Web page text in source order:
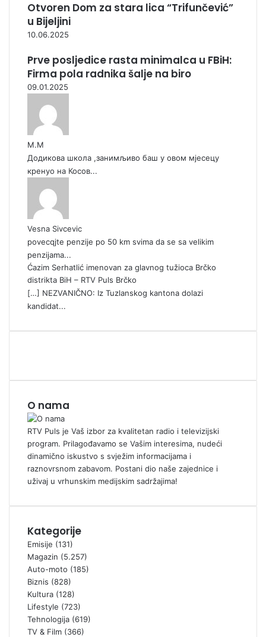
Otvoren Dom za stara lica “Trifunčević”
u Bijeljini
10.06.2025
Prve posljedice rasta minimalca u FBiH:
Firma pola radnika šalje na biro
09.01.2025
М.М
Додикова школа ,занимљиво баш у овом мјесецу
кренуо на Косов...
Vesna Sivcevic
povecqjte penzije po 50 km svima da se sa velikim
penzijama...
Ćazim Serhatlić imenovan za glavnog tužioca Brčko
distrikta BiH – RTV Puls Brčko
[…] NEZVANIČNO: Iz Tuzlanskog kantona dolazi
kandidat...
O nama
RTV Puls je Vaš izbor za kvalitetan radio i televizijski
program. Prilagođavamo se Vašim interesima, nudeći
dinamično iskustvo s svježim informacijama i
raznovrsnom zabavom. Postani dio naše zajednice i
uživaj u vrhunskim medijskim sadržajima!
Kategorije
Emisije (131)
Magazin (5.257)
Auto-moto (185)
Biznis (828)
Kultura (128)
Lifestyle (723)
Tehnologija (619)
TV & Film (366)